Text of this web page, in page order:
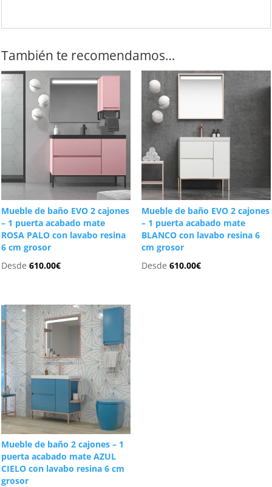
También te recomendamos…
Mueble de baño EVO 2 cajones
– 1 puerta acabado mate
ROSA PALO con lavabo resina
6 cm grosor
Desde610.00€
Mueble de baño EVO 2 cajones
– 1 puerta acabado mate
BLANCO con lavabo resina 6
cm grosor
Desde 610.00€
Mueble de baño 2 cajones – 1
puerta acabado mate AZUL
CIELO con lavabo resina 6 cm
grosor